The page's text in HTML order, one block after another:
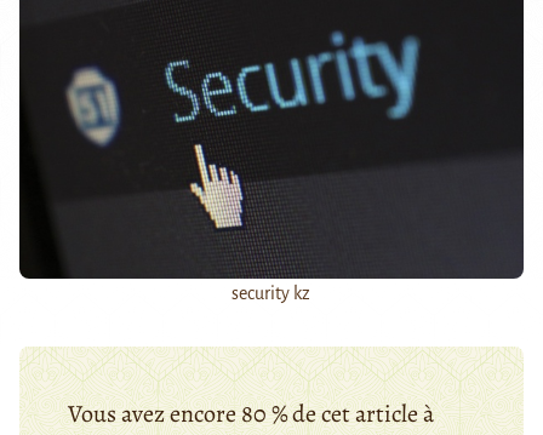
security kz
Vous avez encore 80 % de cet article à